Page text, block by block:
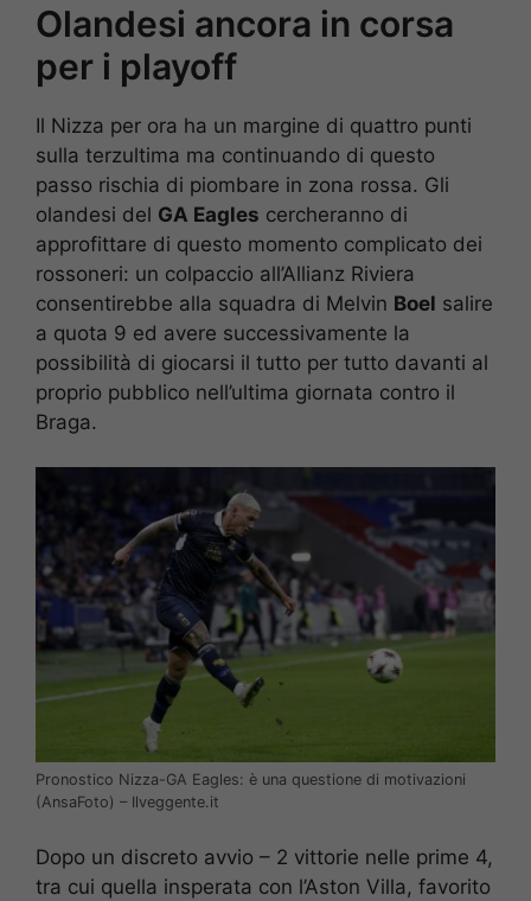
Olandesi ancora in corsa
per i playoff
Il Nizza per ora ha un margine di quattro punti
sulla terzultima ma continuando di questo
passo rischia di piombare in zona rossa. Gli
olandesi del GA Eagles cercheranno di
approfittare di questo momento complicato dei
rossoneri: un colpaccio all’Allianz Riviera
consentirebbe alla squadra di Melvin Boel salire
a quota 9 ed avere successivamente la
possibilità di giocarsi il tutto per tutto davanti al
proprio pubblico nell’ultima giornata contro il
Braga.
Pronostico Nizza-GA Eagles: è una questione di motivazioni
(AnsaFoto) – Ilveggente.it
Dopo un discreto avvio – 2 vittorie nelle prime 4,
tra cui quella insperata con l’Aston Villa, favorito